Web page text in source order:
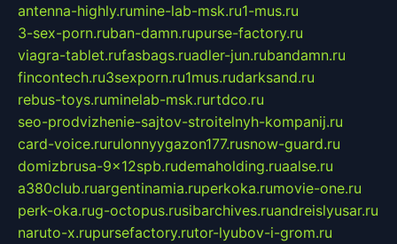
antenna-highly.rumine-lab-msk.ru1-mus.ru
3-sex-porn.ruban-damn.rupurse-factory.ru
viagra-tablet.rufasbags.ruadler-jun.rubandamn.ru
fincontech.ru3sexporn.ru1mus.rudarksand.ru
rebus-toys.ruminelab-msk.rurtdco.ru
seo-prodvizhenie-sajtov-stroitelnyh-kompanij.ru
card-voice.rurulonnyygazon177.rusnow-guard.ru
domizbrusa-9x12spb.rudemaholding.ruaalse.ru
a380club.ruargentinamia.ruperkoka.rumovie-one.ru
perk-oka.rug-octopus.rusibarchives.ruandreislyusar.ru
naruto-x.rupursefactory.rutor-lyubov-i-grom.ru